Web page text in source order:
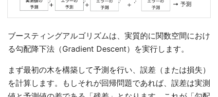
ブースティングアルゴリズムは、実質的に関数空間におけ
る勾配降下法（Gradient Descent）を実行します。
まず最初の木を構築して予測を行い、誤差（または損失）
を計算します。もしそれが回帰問題であれば、誤差は実測